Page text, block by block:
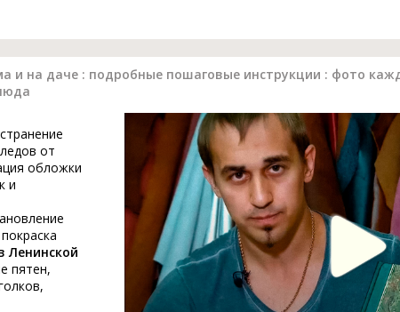
и на даче : подробные пошаговые инструкции : фото
от
обложки
и
Ленинской
пятен,